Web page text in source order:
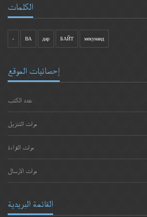
الكلمات
- ВА дар БАЙТ мекунанд
إحصائيات الموقع
عدد الكتب
مرات التنزيل
مرات القراءة
مرات الارسال
القائمة البريدية